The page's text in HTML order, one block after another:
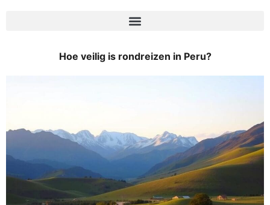
Hoe veilig is rondreizen in Peru?